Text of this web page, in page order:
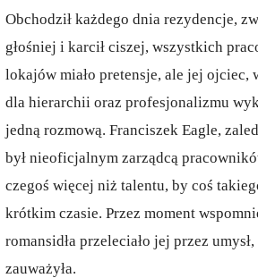
Obchodził każdego dnia rezydencje,
głośniej i karcił ciszej, wszystkich
lokajów miało pretensje, ale jej ojciec,
dla hierarchii oraz profesjonalizmu
jedną rozmową. Franciszek Eagle,
był nieoficjalnym zarządcą
czegoś więcej niż talentu, by coś
krótkim czasie. Przez moment
romansidła przeleciało jej przez
zauważyła.